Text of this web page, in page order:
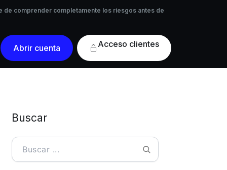
de comprender completamente los riesgos antes de
completamente los riesgos antes de
Abrir cuenta
Acceso
Buscar
Buscar